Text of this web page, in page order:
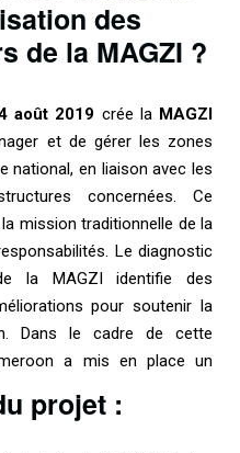
des
de la MAGZI ?
août 2019 crée la MAGZI
et de gérer les zones
national, en liaison avec les
concernées. Ce
mission traditionnelle de la
Le diagnostic
la MAGZI identifie des
pour soutenir la
Dans le cadre de cette
a mis en place un
projet :